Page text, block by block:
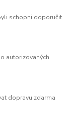
schopni doporučit
autorizovaných
dopravu zdarma